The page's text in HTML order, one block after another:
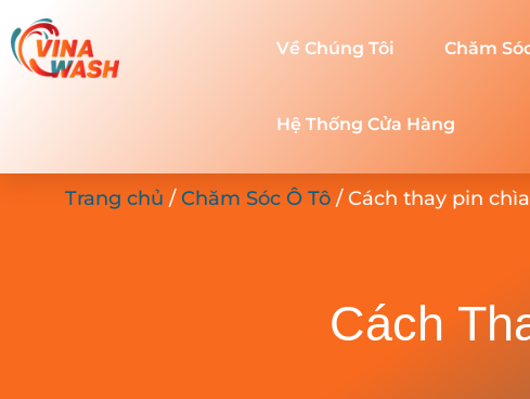
Về Chúng Tôi Chăm
Hệ Thống Cửa Hàng
Trang chủ /Chăm Sóc Ô Tô / Cách thay pin
Cách